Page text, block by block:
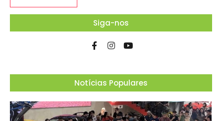
Siga-nos
Notícias Populares